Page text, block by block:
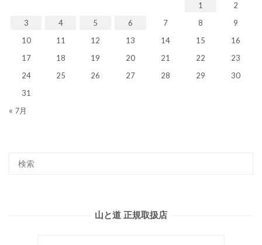
1
2
3
4 5 6 7 8
9
10
11 12 13 14 15
16
17
18 19 20 21 22
23
24
25 26 27 28 29
30
31
« 7月
山と道 正規取扱店